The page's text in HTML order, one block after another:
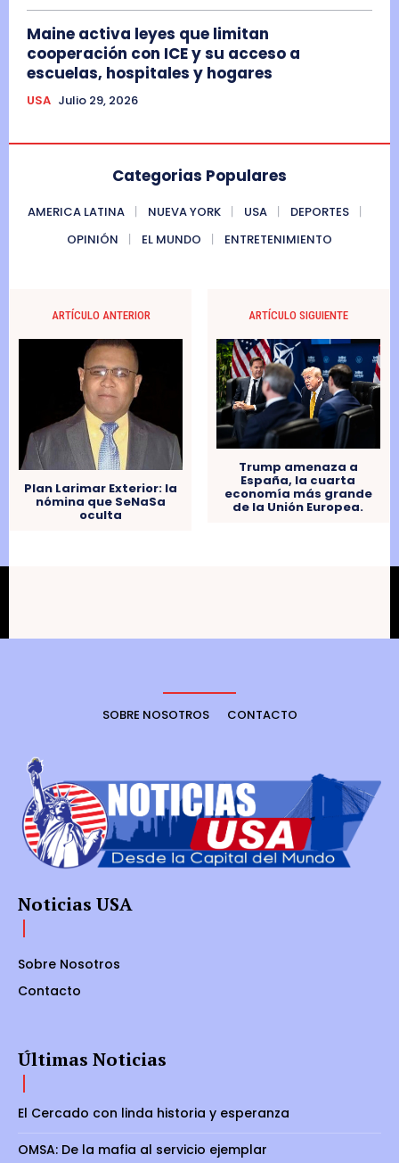
Maine activa leyes que limitan
cooperación con ICE y su acceso a
escuelas, hospitales y hogares
USA Julio 29, 2026
Categorias Populares
AMERICA LATINA NUEVA YORK USA
DEPORTES
OPINIÓN
EL MUNDO ENTRETENIMIENTO
ARTÍCULO ANTERIOR
Plan Larimar Exterior: la
nómina que SeNaSa
oculta
ARTÍCULO SIGUIENTE
Trump amenaza a
España, la cuarta
economía más grande
de la Unión Europea.
SOBRE NOSOTROS CONTACTO
Noticias USA
Sobre Nosotros
Contacto
Últimas Noticias
El Cercado con linda historia y esperanza
OMSA: De la mafia al servicio ejemplar